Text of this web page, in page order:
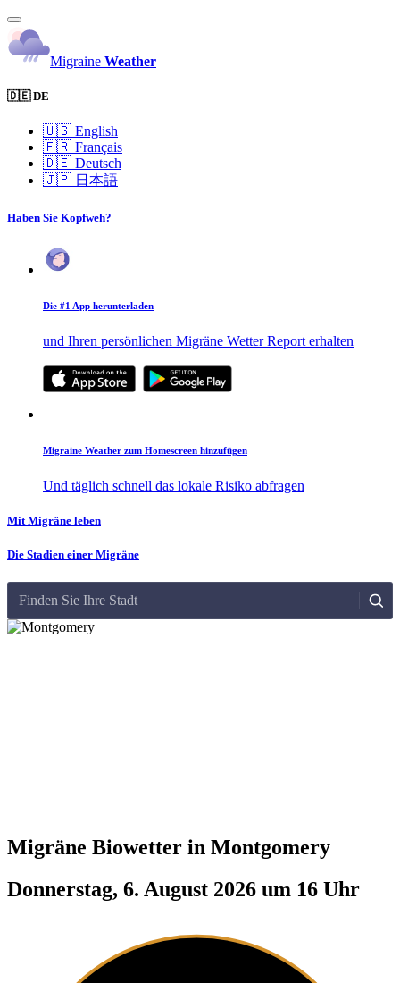
Migraine Weather
🇩🇪 DE
🇺🇸 English
🇫🇷 Français
🇩🇪 Deutsch
🇯🇵 日本語
Haben Sie Kopfweh?
Die #1 App herunterladen
und Ihren persönlichen Migräne Wetter Report erhalten
Migraine Weather zum Homescreen hinzufügen
Und täglich schnell das lokale Risiko abfragen
Mit Migräne leben
Die Stadien einer Migräne
Finden Sie Ihre Stadt
Migräne Biowetter in Montgomery
Donnerstag, 6. August 2026 um 16 Uhr